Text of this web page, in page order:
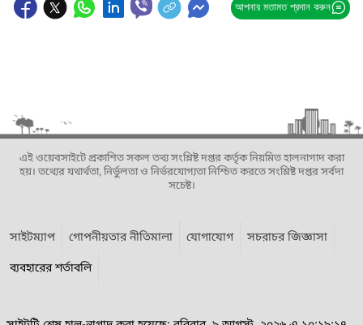
আপনার মতামত প্রদান করুন
এই ওয়েবসাইটে প্রকাশিত সকল তথ্য সংশ্লিষ্ট দপ্তর কর্তৃক নিয়মিত হালনাগাদ করা
হয়। তথ্যের যথার্থতা, নির্ভুলতা ও নির্ভরযোগ্যতা নিশ্চিত করতে সংশ্লিষ্ট দপ্তর সর্বদা
সচেষ্ট।
সাইটম্যাপ গোপনীয়তার নীতিমালা যোগাযোগ
সচরাচর জিজ্ঞাসা
ব্যবহারের শর্তাবলি